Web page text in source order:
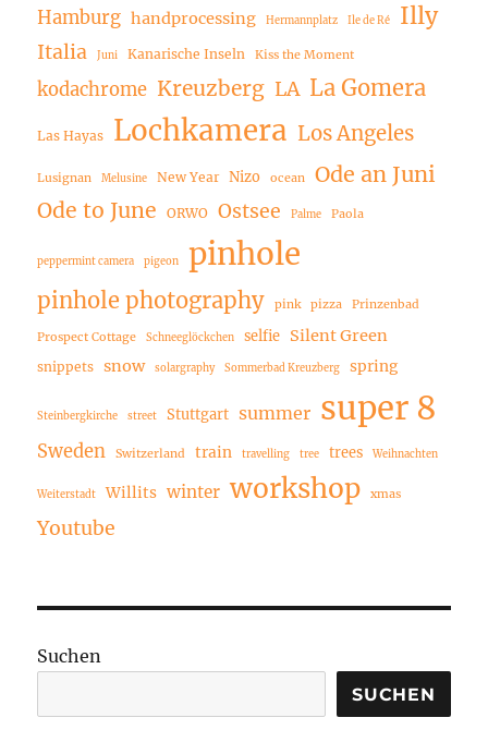
Hamburg handprocessing Hermannplatz Ile de Ré Illy
Italia Juni Kanarische Inseln Kiss the Moment
kodachrome Kreuzberg LA La Gomera
Las Hayas Lochkamera Los Angeles
Lusignan Melusine New Year Nizo ocean
Ode an Juni
Ode to June
ORWO Ostsee Palme Paola
peppermint camera pigeon pinhole
pinhole photography pink pizza Prinzenbad
Prospect Cottage Schneeglöckchen selfie Silent Green
snippets snow solargraphy Sommerbad Kreuzberg spring
Steinbergkirche street Stuttgart summer super 8
Sweden Switzerland train travelling tree trees Weihnachten
Weiterstadt Willits winter workshop xmas
Youtube
Suchen
SUCHEN